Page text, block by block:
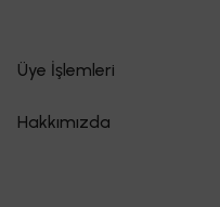
Üye İşlemleri
Hakkımızda